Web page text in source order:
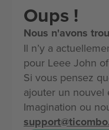
Oups !
Nous n'avons
Il n’y a
pour Leee John
Si vous pensez
ajouter un
Imagination ou